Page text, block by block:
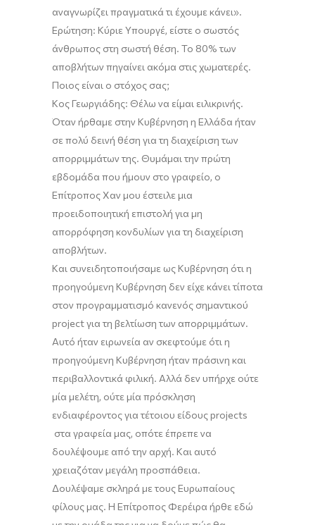
αναγνωρίζει πραγματικά τι έχουμε κάνει».
Ερώτηση: Κύριε Υπουργέ, είστε ο σωστός
άνθρωπος στη σωστή θέση. Το 80% των
αποβλήτων πηγαίνει ακόμα στις χωματερές.
Ποιος είναι ο στόχος σας;
Κος Γεωργιάδης: Θέλω να είμαι ειλικρινής.
Όταν ήρθαμε στην Κυβέρνηση η Ελλάδα ήταν
σε πολύ δεινή θέση για τη διαχείριση των
απορριμμάτων της. Θυμάμαι την πρώτη
εβδομάδα που ήμουν στο γραφείο, ο
Επίτροπος Χαν μου έστειλε μια
προειδοποιητική επιστολή για μη
απορρόφηση κονδυλίων για τη διαχείριση
αποβλήτων.
Και συνειδητοποιήσαμε ως Κυβέρνηση ότι η
προηγούμενη Κυβέρνηση δεν είχε κάνει τίποτα
στον προγραμματισμό κανενός σημαντικού
projectγια τη βελτίωση των απορριμμάτων.
Αυτό ήταν ειρωνεία αν σκεφτούμε ότι η
προηγούμενη Κυβέρνηση ήταν πράσινη και
περιβαλλοντικά φιλική. Αλλά δεν υπήρχε ούτε
μία μελέτη, ούτε μία πρόσκληση
ενδιαφέροντος για τέτοιου είδουςprojects
στα γραφεία μας, οπότε έπρεπε να
δουλέψουμε από την αρχή. Και αυτό
χρειαζόταν μεγάλη προσπάθεια.
Δουλέψαμε σκληρά με τους Ευρωπαίους
φίλουςμας. Η Επίτροπος Φερέιρα ήρθε εδώ